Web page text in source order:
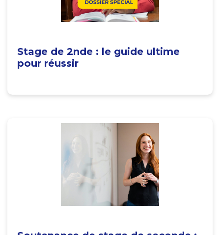
Stage de 2nde : le guide ultime
pour réussir